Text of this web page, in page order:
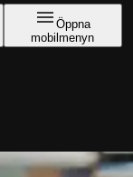
Öppna
mobilmenyn